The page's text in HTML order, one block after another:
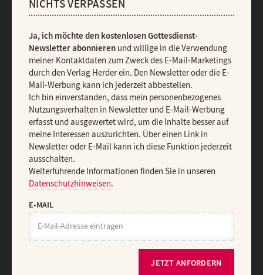
Weiterführende Informationen finden Sie in unseren
Datenschutzhinweisen.
E-MAIL
JETZT ANMELDEN
AGB und Widerrufsbelehrung
Impressum
Abo online kündigen
NICHTS VERPASSEN
Ja, ich möchte den kostenlosen Gottesdienst-
Newsletter abonnierenund willige in die Verwendung
meiner Kontaktdaten zum Zweck des E-Mail-Marketings
durch den Verlag Herder ein. Den Newsletter oder die E-
Mail-Werbung kann ich jederzeit abbestellen.
Ich bin einverstanden, dass mein personenbezogenes
Nutzungsverhalten in Newsletter und E-Mail-Werbung
erfasst und ausgewertet wird, um die Inhalte besser auf
meine Interessen auszurichten. Über einen Link in
Newsletter oder E-Mail kann ich diese Funktion jederzeit
ausschalten.
Weiterführende Informationen finden Sie in unseren
Datenschutzhinweisen.
E-MAIL
JETZT ANFORDERN